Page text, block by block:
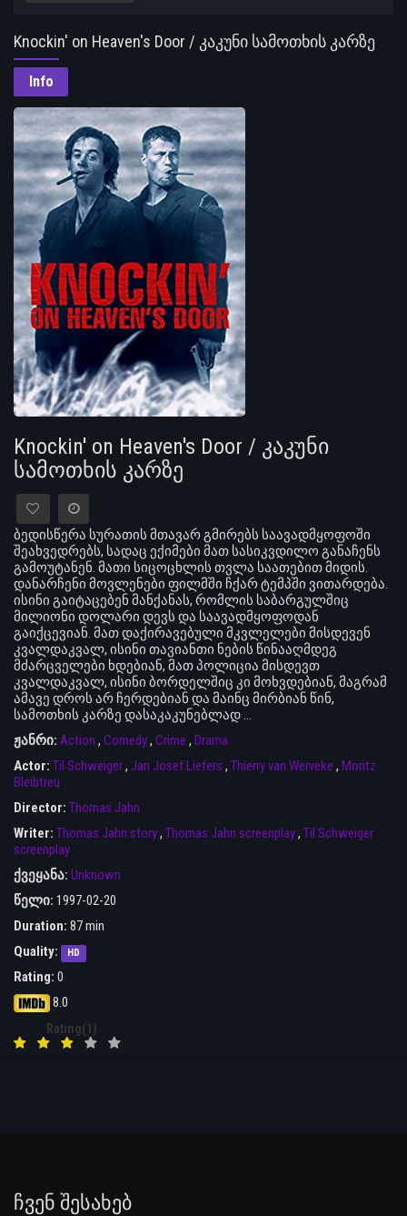
Knockin' on Heaven's Door / კაკუნი სამოთხის კარზე
Info
Knockin' on Heaven's Door / კაკუნი
სამოთხის კარზე
ბედისწერა სურათის მთავარ გმირებს საავადმყოფოში
შეახვედრებს, სადაც ექიმები მათ სასიკვდილო განაჩენს
გამოუტანენ. მათი სიცოცხლის თვლა საათებით მიდის.
დანარჩენი მოვლენები ფილმში ჩქარ ტემპში ვითარდება.
ისინი გაიტაცებენ მანქანას, რომლის საბარგულშიც
მილიონი დოლარი დევს და საავადმყოფოდან
გაიქცევიან. მათ დაქირავებული მკვლელები მისდევენ
კვალდაკვალ, ისინი თავიანთი ნების წინააღმდეგ
მძარცველები ხდებიან, მათ პოლიცია მისდევთ
კვალდაკვალ, ისინი ბორდელშიც კი მოხვდებიან, მაგრამ
ამავე დროს არ ჩერდებიან და მაინც მირბიან წინ,
სამოთხის კარზე დასაკაკუნებლად …
ჟანრი: Action , Comedy, Crime , Drama
Actor: Til Schweiger, Jan Josef Liefers , Thierry van Werveke , Moritz
Bleibtreu
Director: Thomas Jahn
Writer: Thomas Jahn story, Thomas Jahn screenplay, Til Schweiger
screenplay
ქვეყანა: Unknown
წელი: 1997-02-20
Duration: 87 min
Quality:
HD
Rating: 0
8.0
Rating(1)
Ჩვენ Შესახებ